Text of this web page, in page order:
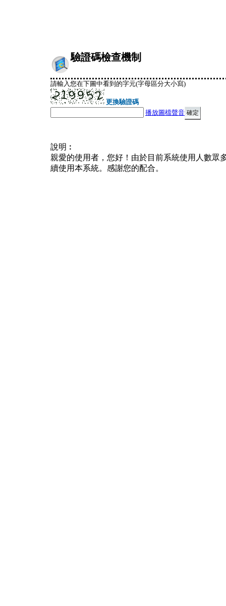
驗證碼檢查機制
請輸入您在下圖中看到的字元(字母區分大小寫)
更換驗證碼
播放圖檔聲音
說明︰
親愛的使用者，您好！由於目前系統使用人數眾
續使用本系統。感謝您的配合。